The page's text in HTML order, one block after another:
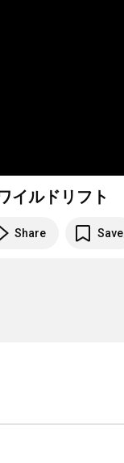
イルドリフト
Share Save